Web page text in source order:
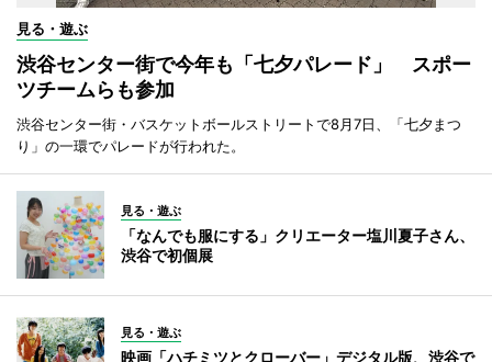
見る・遊ぶ
渋谷センター街で今年も「七夕パレード」 スポー
ツチームらも参加
渋谷センター街・バスケットボールストリートで8月7日、「七夕まつ
り」の一環でパレードが行われた。
見る・遊ぶ
「なんでも服にする」クリエーター塩川夏子さん、
渋谷で初個展
見る・遊ぶ
映画「ハチミツとクローバー」デジタル版、渋谷で